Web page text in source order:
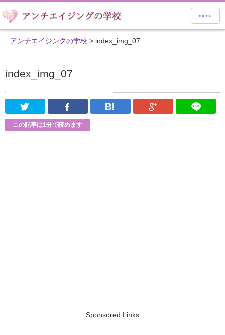
menu
アンチエイジングの学校 > index_img_07
index_img_07
Twitter Facebook はてなブックマーク
Google
この記事は1分で読めます
Sponsored Links